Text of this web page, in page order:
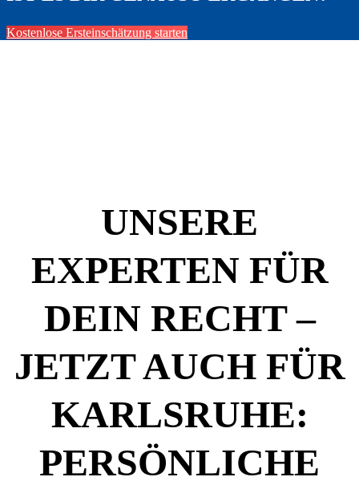
Kostenlose Ersteinschätzung starten
UNSERE
EXPERTEN FÜR
DEIN RECHT –
JETZT AUCH FÜR
KARLSRUHE:
PERSÖNLICHE